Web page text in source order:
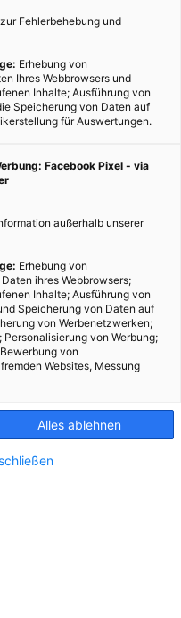
Fehlerbehebung und
Erhebung von
Ihres Webbrowsers und
Inhalte; Ausführung von
Speicherung von Daten auf
für Auswertungen.
Facebook Pixel - via
außerhalb unserer
Erhebung von
ihres Webbrowsers;
Inhalte; Ausführung von
Speicherung von Daten auf
von Werbenetzwerken;
von Werbung;
von
Websites, Messung
Alles ablehnen